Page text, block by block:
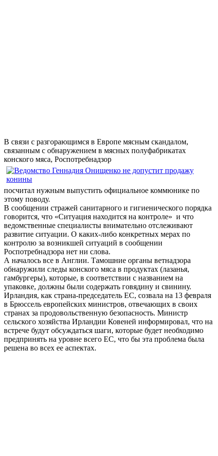
В связи с разгорающимся в Европе мясным скандалом,
связанным с обнаружением в мясных полуфабрикатах
конского мяса, Роспотребнадзор
посчитал нужным выпустить официальное коммюнике по
этому поводу.
В сообщении стражей санитарного и гигиенического порядка
говорится, что «Ситуация находится на контроле» и что
ведомственные специалисты внимательно отслеживают
развитие ситуации. О каких-либо конкретных мерах по
контролю за возникшей ситуаций в сообщении
Роспотребнадзора нет ни слова.
А началось все в Англии. Тамошние органы ветнадзора
обнаружили следы конского мяса в продуктах (лазанья,
гамбургеры), которые, в соответствии с названием на
упаковке, должны были содержать говядину и свинину.
Ирландия, как страна-председатель ЕС, созвала на 13 февраля
в Брюссель европейских министров, отвечающих в своих
странах за продовольственную безопасность. Министр
сельского хозяйства Ирландии Ковеней информировал, что на
встрече будут обсуждаться шаги, которые будет необходимо
предпринять на уровне всего ЕС, что бы эта проблема была
решена во всех ее аспектах.